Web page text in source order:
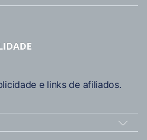
e links de afiliados.